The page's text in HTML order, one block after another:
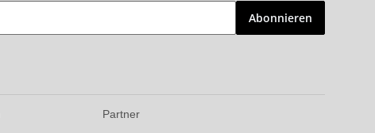
Abonnieren
Partner